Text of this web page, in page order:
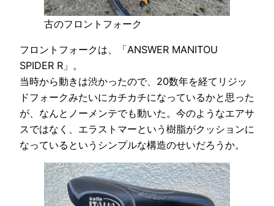
古のフロントフォーク
フロントフォークは、「ANSWER MANITOU
SPIDER R」。
当時から動きは渋かったので、20数年を経てリジッ
ドフォークみたいにカチカチになっているかと思った
が、なんとノーメンテでも動いた。今のようなエアサ
スではなく、エラストマーという樹脂がクッションに
なっているというシンプルな構造のせいだろうか。